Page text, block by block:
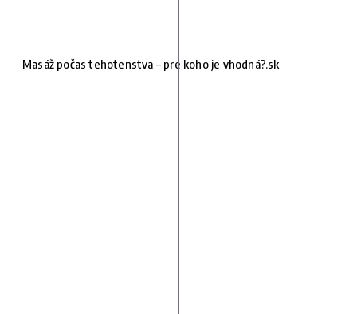
Masáž počas tehotenstva – pre koho je vhodná?.sk